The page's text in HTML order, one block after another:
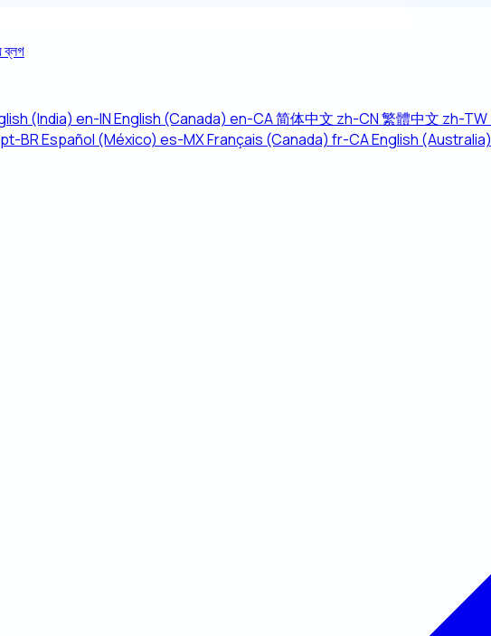
ব্লগ
(India) en-INEnglish (Canada) en-CA简体中文 zh-CN繁體中文 zh-TW
pt-BREspañol (México) es-MXFrançais (Canada) fr-CAEnglish (Australia)